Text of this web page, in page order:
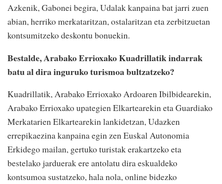
Azkenik, Gabonei begira, Udalak kanpaina bat jarri zuen
abian, herriko merkataritzan, ostalaritzan eta zerbitzuetan
kontsumitzeko deskontu bonuekin.
Bestalde, Arabako Errioxako Kuadrillatik indarrak
batu al dira inguruko turismoa bultzatzeko?
Kuadrillatik, Arabako Errioxako Ardoaren Ibilbidearekin,
Arabako Errioxako upategien Elkartearekin eta Guardiako
Merkatarien Elkartearekin lankidetzan, Udazken
errepikaezina kanpaina egin zen Euskal Autonomia
Erkidego mailan, gertuko turistak erakartzeko eta
bestelako jarduerak ere antolatu dira eskualdeko
kontsumoa sustatzeko, hala nola, online bidezko